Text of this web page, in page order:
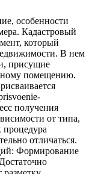
особенности
Кадастровый
который
В нем
присущие
помещению.
получения
от типа,
процедура
отличаться.
Формирование